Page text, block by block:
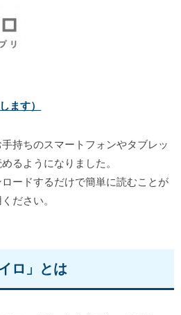
ます）
持ちのスマートフォンやタブレッ
るようになりました。
ードするだけで簡単に読むことが
ださい。
ロ」とは